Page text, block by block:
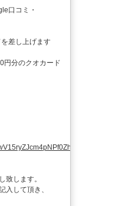
口コミ・
差し上げます
円分のクオカード
致します。
入して頂き、